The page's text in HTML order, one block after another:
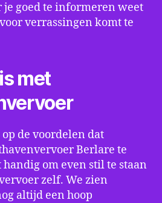
je goed te informeren weet
verrassingen komt te
met
de voordelen dat
Berlare te
om even stil te staan
zelf. We zien
altijd een hoop